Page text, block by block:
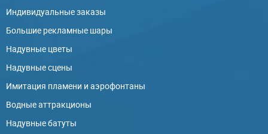
Индивидуальные заказы
Большие рекламные шары
Надувные цветы
Надувные сцены
Имитация пламени и аэрофонтаны
Водные аттракционы
Надувные батуты